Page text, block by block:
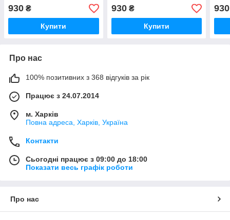
930 ₴
Купити
930₴
Купити
930
Про нас
100% позитивних з 368 відгуків за рік
Працює з 24.07.2014
м. Харків
Повна адреса, Харків, Україна
Контакти
Сьогодні працює з 09:00 до 18:00
Показати весь графік роботи
Про нас